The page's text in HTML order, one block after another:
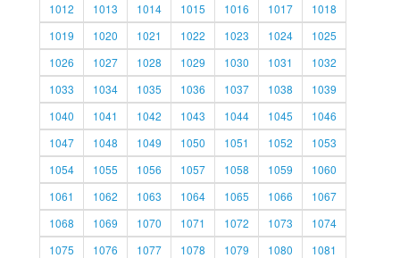
1012
1013 1014 1015 1016 1017
1018
1019
1020 1021 1022 1023 1024
1025
1026
1027 1028 1029 1030 1031
1032
1033
1034 1035 1036 1037 1038
1039
1040
1041 1042 1043 1044 1045
1046
1047
1048 1049 1050 1051 1052
1053
1054
1055 1056 1057 1058 1059
1060
1061
1062 1063 1064 1065 1066
1067
1068
1069 1070 1071 1072 1073
1074
1075
1076 1077 1078 1079 1080
1081